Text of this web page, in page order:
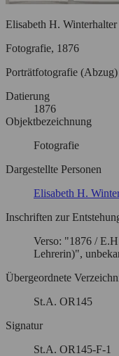
Elisabeth H.
Fotografie, 1876
Porträtfotografie
Datierung
1876
Objektbezeichnung
Fotografie
Dargestellte Personen
Elisabeth H.
Inschriften zur
Verso: "1876 /
Lehrerin)",
Übergeordnete
St.A. OR145
Signatur
St.A. OR145-F-1